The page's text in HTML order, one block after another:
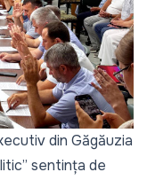
din Găgăuzia
sentința de